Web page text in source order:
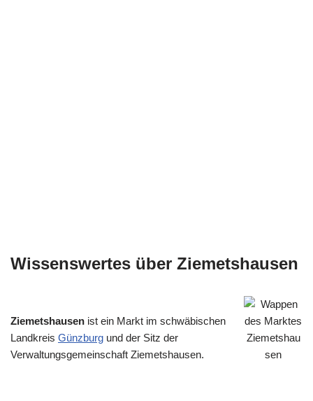
Wissenswertes über Ziemetshausen
Ziemetshausen ist ein Markt im schwäbischen
Landkreis Günzburg und der Sitz der
Verwaltungsgemeinschaft Ziemetshausen.